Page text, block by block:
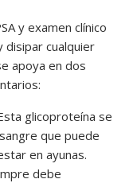
y examen clínico
disipar cualquier
apoya en dos
glicoproteína se
que puede
en ayunas.
debe